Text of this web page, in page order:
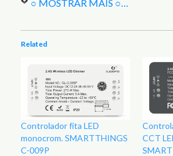
○ MOSTRAR MAIS ○
Related
Controlador fita LED
monocrom. SMARTTHINGS
C-009P
CCT